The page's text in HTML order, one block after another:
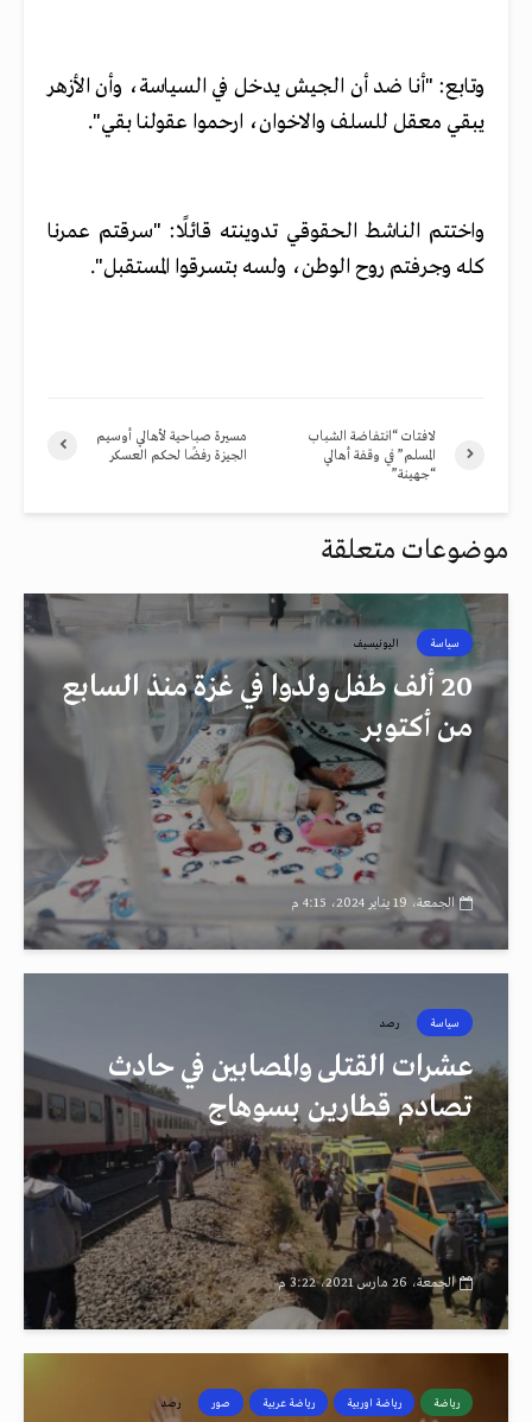
وتابع: "أنا ضد أن الجيش يدخل في السياسة، وأن الأزهر
يبقي معقل للسلف والاخوان، ارحموا عقولنا بقي".
واختتم الناشط الحقوقي تدوينته قائلًا: "سرقتم عمرنا
كله وجرفتم روح الوطن، ولسه بتسرقوا المستقبل".
مسيرة صباحية لأهالي أوسيم
‫‏الجيزة‬ رفضًا لحكم العسكر
لافتات “انتفاضة الشباب
المسلم” في وقفة أهالي
“جهينة”
موضوعات متعلقة
سياسة اليونيسيف
20 ألف طفل ولدوا في غزة منذ السابع
من أكتوبر
الجمعة، 19 يناير 2024، 4:15 م
سياسة رصد
عشرات القتلى والمصابين في حادث
تصادم قطارين بسوهاج
الجمعة، 26 مارس 2021، 3:22 م
رياضة رياضة اوربية رياضة عربية صور رصد